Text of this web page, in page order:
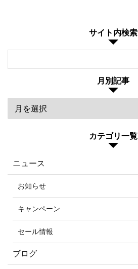
サイト内検索
月別記事
カテゴリ一覧
ニュース
お知らせ
キャンペーン
セール情報
ブログ